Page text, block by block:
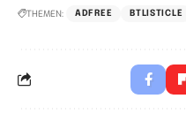
THEMEN: ADFREE BTLISTICLE